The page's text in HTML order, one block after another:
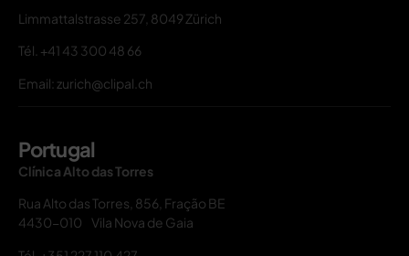
Limmattalstrasse 257, 8049 Zürich
Tél. +41 43 300 48 66
Email: zurich@clipal.ch
Portugal
Clínica Alto das Torres
Rua Alto das Torres, 856, Fração BE
4430-010 Vila Nova de Gaia